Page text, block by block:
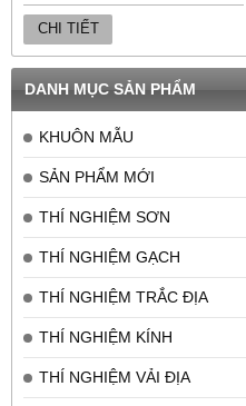
DANH MỤC SẢN PHẨM
KHUÔN MẪU
SẢN PHẨM MỚI
THÍ NGHIỆM SƠN
THÍ NGHIỆM GẠCH
THÍ NGHIỆM TRẮC ĐỊA
THÍ NGHIỆM KÍNH
THÍ NGHIỆM VẢI ĐỊA
CHI TIẾT